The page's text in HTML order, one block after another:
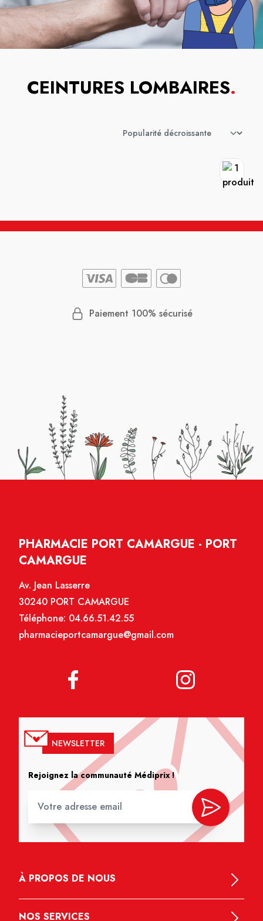
CEINTURES LOMBAIRES.
Paiement 100% sécurisé
PHARMACIE PORT CAMARGUE - PORT
CAMARGUE
Av. Jean Lasserre
30240 PORT CAMARGUE
Téléphone: 04.66.51.42.55
pharmacieportcamargue@gmail.com
NEWSLETTER
Rejoignez la communauté Médiprix !
À PROPOS DE NOUS
NOS SERVICES